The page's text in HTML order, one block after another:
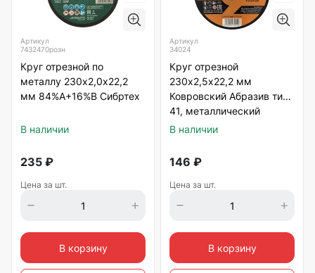
Артикул
7432470розн
Круг отрезной по
металлу 230х2,0х22,2
мм 84%A+16%B Сибртех
В наличии
235 ₽
Цена за шт.
В корзину
Артикул
34024
Круг отрезной
230х2,5х22,2 мм
Ковровский Абразив тип
41, металлический
В наличии
146 ₽
Цена за шт.
В корзину